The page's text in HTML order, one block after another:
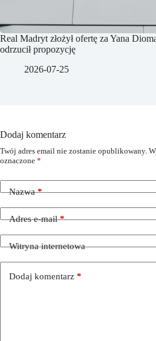
Real Madryt złożył ofertę za Yana
odrzucił propozycję
2026-07-25
Dodaj komentarz
Twój adres email nie zostanie opublikowany.
oznaczone *
Nazwa*
Adres e-mail*
Witryna internetowa
Dodaj komentarz *